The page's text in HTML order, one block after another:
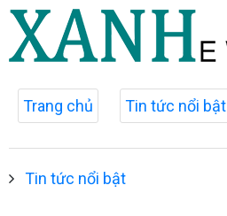
Trang chủ Tin tức nổi bật
Tin tức nổi bật